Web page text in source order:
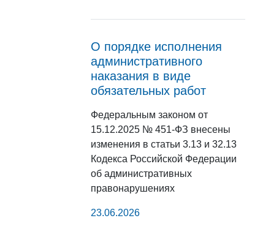
О порядке исполнения
административного
наказания в виде
обязательных работ
Федеральным законом от
15.12.2025 № 451-ФЗ внесены
изменения в статьи 3.13 и 32.13
Кодекса Российской Федерации
об административных
правонарушениях
23.06.2026